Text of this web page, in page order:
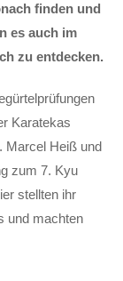
finden und
es auch im
zu entdecken.
Karatekas
Marcel Heiß und
zum 7. Kyu
stellten ihr
und machten